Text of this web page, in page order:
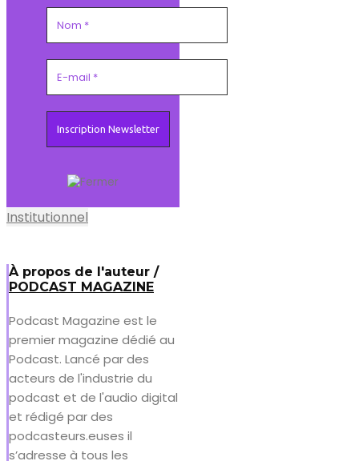
Institutionnel
À propos de l'auteur /
PODCAST MAGAZINE
Podcast Magazine est le
premier magazine dédié au
Podcast. Lancé par des
acteurs de l'industrie du
podcast et de l'audio digital
et rédigé par des
podcasteurs.euses il
s’adresse à tous les